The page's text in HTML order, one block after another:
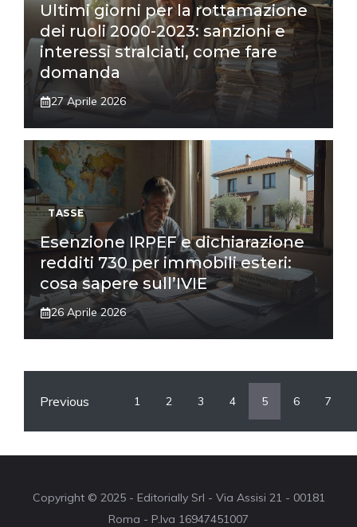
Ultimi giorni per la rottamazione
dei ruoli 2000-2023: sanzioni e
interessi stralciati, come fare
domanda
27 Aprile 2026
TASSE
Esenzione IRPEF e dichiarazione
redditi 730 per immobili esteri:
cosa sapere sull’IVIE
26 Aprile 2026
Previous 1 2 3 4 5 6 7
Copyright © 2025 - Editorially Srl - Via Assisi 21 - 00181
Roma - P.Iva 16947451007